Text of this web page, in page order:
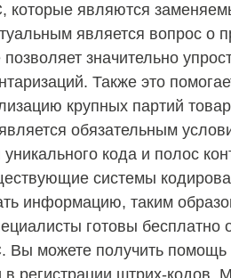
которые являются
является вопрос о
значительно
Также это
крупных партий
обязательным
кода и полос
системы
информацию, таким
готовы бесплатно
можете получить помощь
в регистрации штрих-